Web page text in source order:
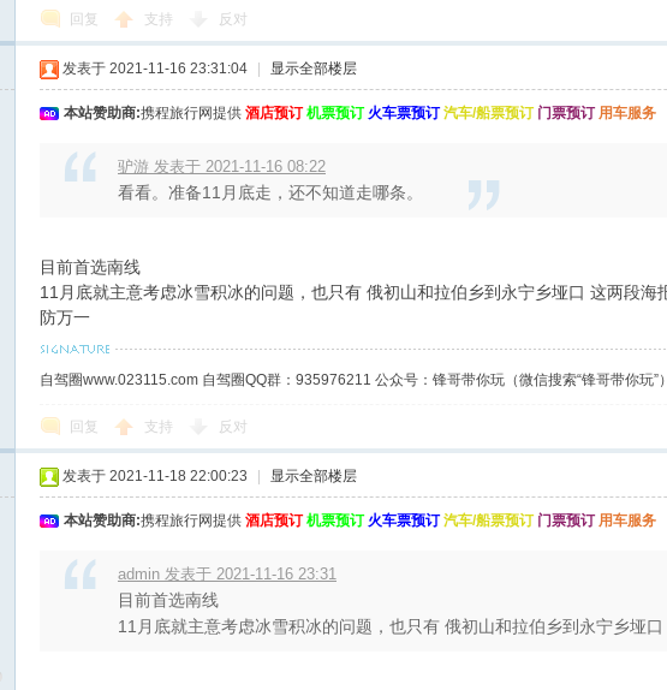
回复 支持 反对
发表于 2021-11-16 23:31:04 显示全部楼层
本站赞助商:携程旅行网提供 酒店预订 机票预订 火车票预订 汽车/船票预订 门票预订 用车服务
驴游 发表于 2021-11-16 08:22
看看。准备11月底走，还不知道走哪条。
目前首选南线
11月底就主意考虑冰雪积冰的问题，也只有 俄初山和拉伯乡到永宁乡垭口 这两段
防万一
自驾圈www.023115.com 自驾圈QQ群：935976211 公众号：锋哥带你玩（微信搜索“锋哥带你玩”
回复 支持 反对
发表于 2021-11-18 22:00:23 显示全部楼层
本站赞助商:携程旅行网提供 酒店预订 机票预订 火车票预订 汽车/船票预订 门票预订 用车服务
admin 发表于 2021-11-16 23:31
目前首选南线
11月底就主意考虑冰雪积冰的问题，也只有 俄初山和拉伯乡到永宁乡垭